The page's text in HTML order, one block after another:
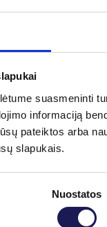
suasmeninti
informaciją
pateiktos arba
slapukais.
Nuostatos
Laimo liga?
Borrelia bakterijų.